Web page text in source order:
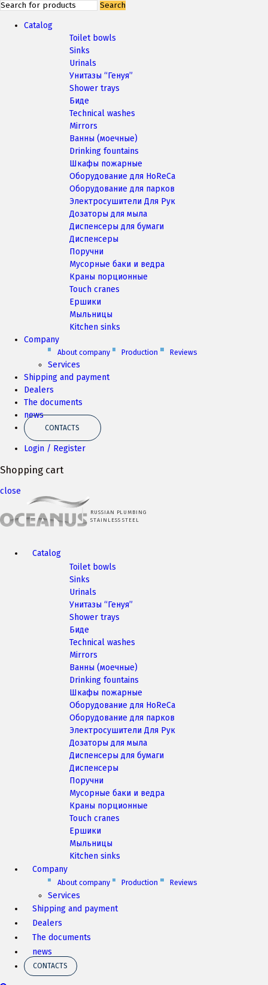
Search
Catalog
Toilet bowls
Sinks
Urinals
Унитазы “Генуя”
Shower trays
Биде
Technical washes
Mirrors
Ванны (моечные)
Drinking fountains
Шкафы пожарные
Оборудование для HoReCa
Оборудование для парков
Электросушители Для Рук
Дозаторы для мыла
Диспенсеры для бумаги
Диспенсеры
Поручни
Мусорные баки и ведра
Краны порционные
Touch cranes
Ершики
Мыльницы
Kitchen sinks
Company
About company Production Reviews
Services
Shipping and payment
Dealers
The documents
news
CONTACTS
Login / Register
Shopping cart
close
RUSSIAN PLUMBING
STAINLESS STEEL
Catalog
Toilet bowls
Sinks
Urinals
Унитазы “Генуя”
Shower trays
Биде
Technical washes
Mirrors
Ванны (моечные)
Drinking fountains
Шкафы пожарные
Оборудование для HoReCa
Оборудование для парков
Электросушители Для Рук
Дозаторы для мыла
Диспенсеры для бумаги
Диспенсеры
Поручни
Мусорные баки и ведра
Краны порционные
Touch cranes
Ершики
Мыльницы
Kitchen sinks
Company
About company Production Reviews
Services
Shipping and payment
Dealers
The documents
news
CONTACTS